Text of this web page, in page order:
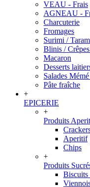
VEAU - Frais
AGNEAU -
Charcuterie
Fromages
Surimi /
Blinis /
Macaron
Desserts
Salades
Pâte fraîche
+
EPICERIE
+
Produits
Aperitif
Chips
+
Produits
Biscuits